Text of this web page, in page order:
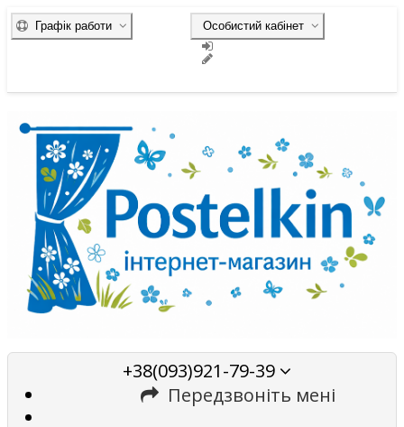
Особистий кабінет
Графік работи
+38(093)921-79-39
Передзвоніть мені